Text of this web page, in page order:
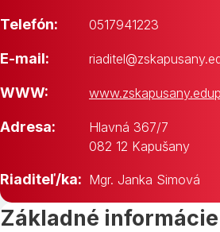
Telefón: 0517941223
E-mail:
WWW:
Adresa:
Hlavná 367/7
082 12 Kapušany
Riaditeľ/ka: Mgr. Janka Simová
Základné informácie